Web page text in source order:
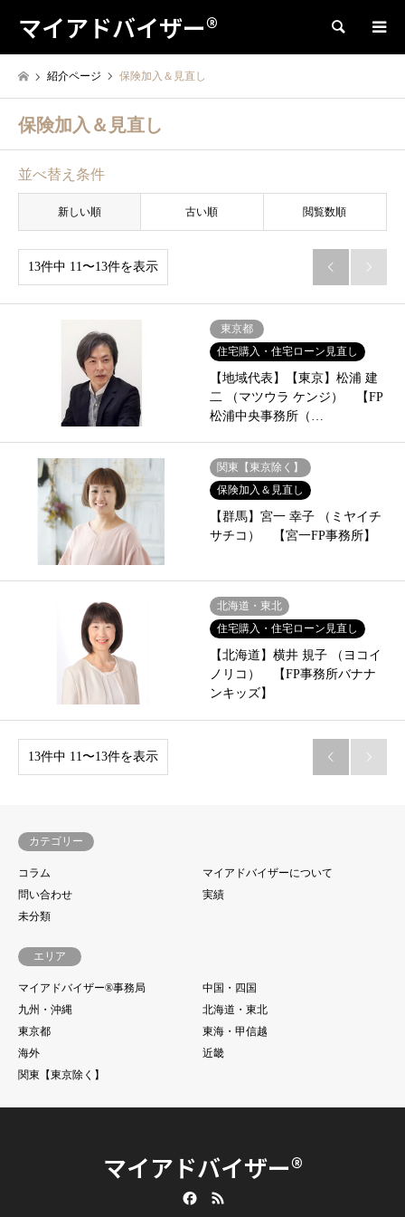
マイアドバイザー® 検索
紹介ページ 保険加入＆見直し
保険加入＆見直し
並べ替え条件
新しい順 古い順 閲覧数順
13件中 11〜13件を表示  
東京都
住宅購入・住宅ローン見直し
【地域代表】【東京】松浦 建
二 （マツウラ ケンジ） 【FP
松浦中央事務所（…
関東【東京除く】
保険加入＆見直し
【群馬】宮一 幸子 （ミヤイチ
サチコ） 【宮一FP事務所】
北海道・東北
住宅購入・住宅ローン見直し
【北海道】横井 規子 （ヨコイ
ノリコ） 【FP事務所バナナ
ンキッズ】
13件中 11〜13件を表示  
カテゴリー
コラム
マイアドバイザーについて
問い合わせ
実績
未分類
エリア
マイアドバイザー®事務局
中国・四国
九州・沖縄
北海道・東北
東京都
東海・甲信越
海外
近畿
関東【東京除く】
マイアドバイザー®